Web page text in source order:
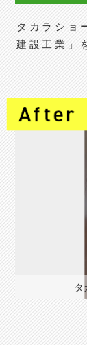
タカラショ
建設工業」
タ